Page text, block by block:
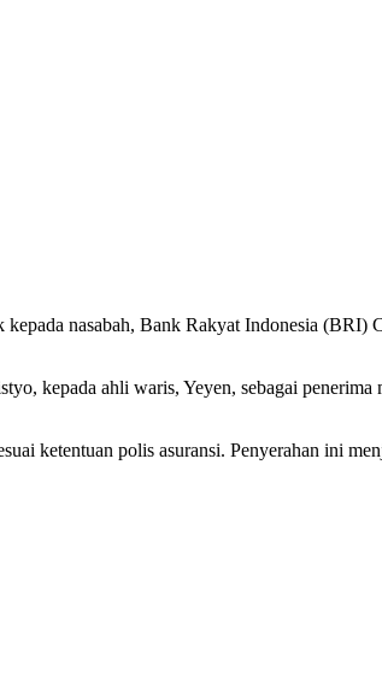
nasabah, Bank Rakyat Indonesia (BRI)
kepada ahli waris, Yeyen, sebagai
ketentuan polis asuransi. Penyerahan ini